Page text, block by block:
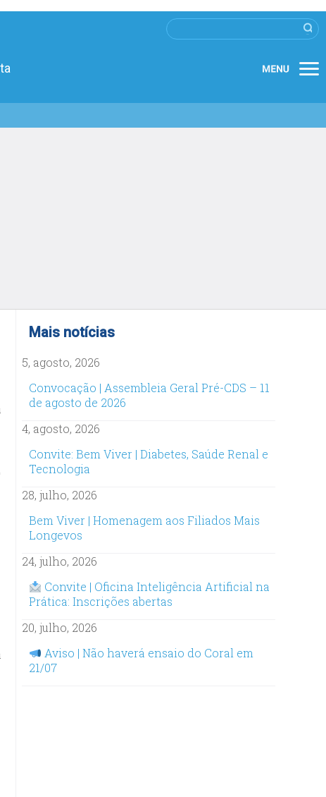
Mais notícias
5, agosto, 2026
Convocação | Assembleia Geral Pré-CDS – 11
de agosto de 2026
4, agosto, 2026
Convite: Bem Viver | Diabetes, Saúde Renal e
Tecnologia
28, julho, 2026
Bem Viver | Homenagem aos Filiados Mais
Longevos
24, julho, 2026
Convite | Oficina Inteligência Artificial na
Prática: Inscrições abertas
20, julho, 2026
Aviso | Não haverá ensaio do Coral em
21/07